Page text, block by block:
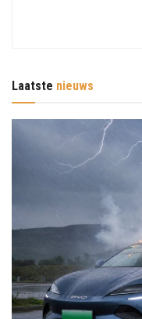
Laatste nieuws